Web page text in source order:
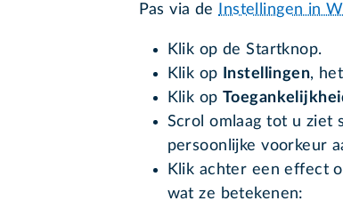
Pas via de Instellingen in
Klik op de Startknop.
Klik op
Instellingen,
Klik op
Scrol omlaag tot u ziet
persoonlijke voorkeur
Klik achter een effect
wat ze betekenen: